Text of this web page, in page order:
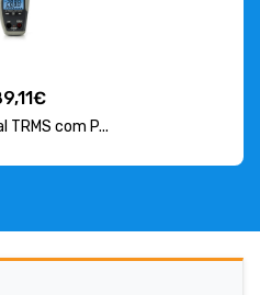
TRMS com P...